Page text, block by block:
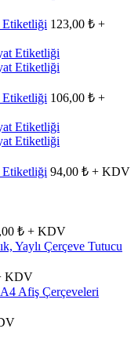
Etiketliği 123,00 ₺ +
Etiketliği 106,00 ₺ +
Etiketliği 94,00 ₺ + KDV
₺ + KDV
KDV